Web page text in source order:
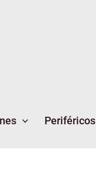
Periféricos